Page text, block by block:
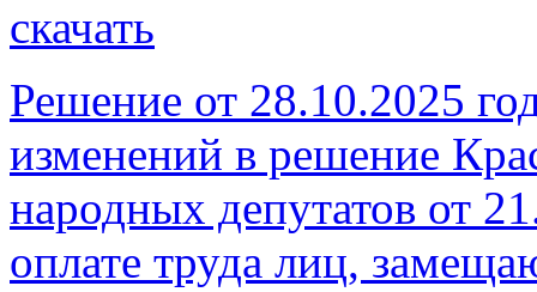
скачать
Решение от 28.10.2025
изменений в решение
народных депутатов от
оплате труда лиц,